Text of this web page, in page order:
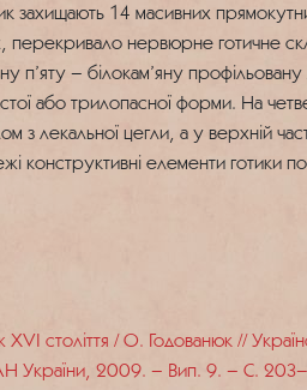
захищають 14 масивних
перекривало нервюрне готичне
п’яту – білокам’яну профільовану
або трилопасної форми. На
з лекальної цегли, а у верхній
елементи готики
століття / О. Годованюк //
України, 2009. – Вип. 9. – С.